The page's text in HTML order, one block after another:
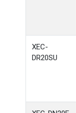
XEC-
DR20SU